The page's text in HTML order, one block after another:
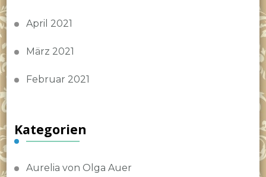
April 2021
März 2021
Februar 2021
Kategorien
Aurelia von Olga Auer